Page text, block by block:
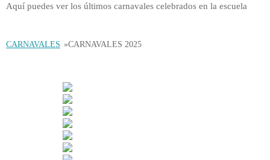
Aquí puedes ver los últimos carnavales celebrados en la escuela
CARNAVALES »CARNAVALES 2025